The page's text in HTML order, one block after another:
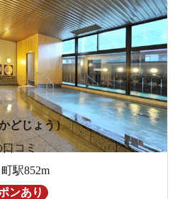
どじょう）
口コミ
駅852m
ンあり